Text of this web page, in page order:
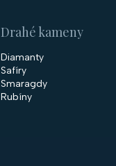
Drahé kameny
Diamanty
Safíry
Smaragdy
Rubíny